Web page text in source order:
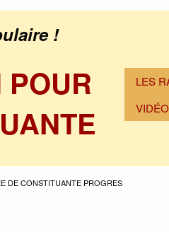
!
LES
DE CONSTITUANTE PROGRES